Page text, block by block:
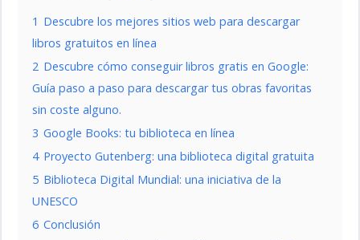
1 Descubre los mejores sitios web para descargar
libros gratuitos en línea
2 Descubre cómo conseguir libros gratis en Google:
Guía paso a paso para descargar tus obras favoritas
sin coste alguno.
3 Google Books: tu biblioteca en línea
4 Proyecto Gutenberg: una biblioteca digital gratuita
5 Biblioteca Digital Mundial: una iniciativa de la
UNESCO
6 Conclusión